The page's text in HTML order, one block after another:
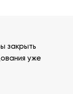
закрыть
уже